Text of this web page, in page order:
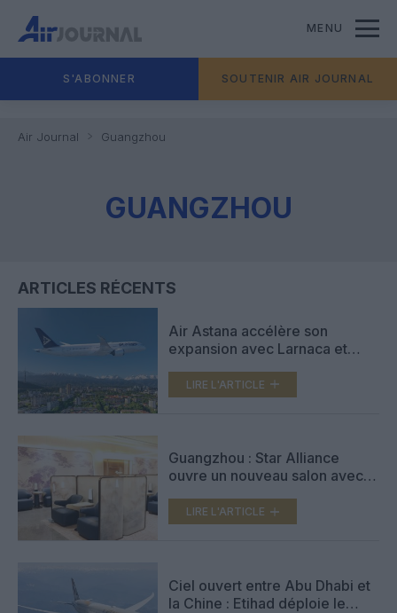
MENU
S'ABONNER SOUTENIR AIR JOURNAL
Air Journal Guangzhou
GUANGZHOU
ARTICLES RÉCENTS
Air Astana accélère son
expansion avec Larnaca et
LIRE L'ARTICLE
Guangzhou : Star Alliance
ouvre un nouveau salon avec
LIRE L'ARTICLE
Ciel ouvert entre Abu Dhabi et
la Chine : Etihad déploie le